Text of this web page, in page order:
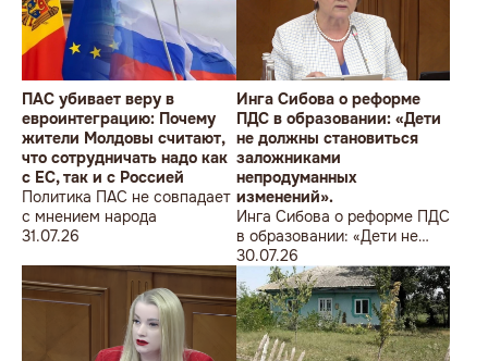
ПАС убивает веру в
евроинтеграцию: Почему
жители Молдовы считают,
что сотрудничать надо как
с ЕС, так и с Россией
Политика ПАС не совпадает
с мнением народа
31.07.26
Инга Сибова о реформе
ПДС в образовании: «Дети
не должны становиться
заложниками
непродуманных
изменений».
Инга Сибова о реформе ПДС
в образовании: «Дети не
должны становиться
заложниками
непродуманных изменений».
30.07.26